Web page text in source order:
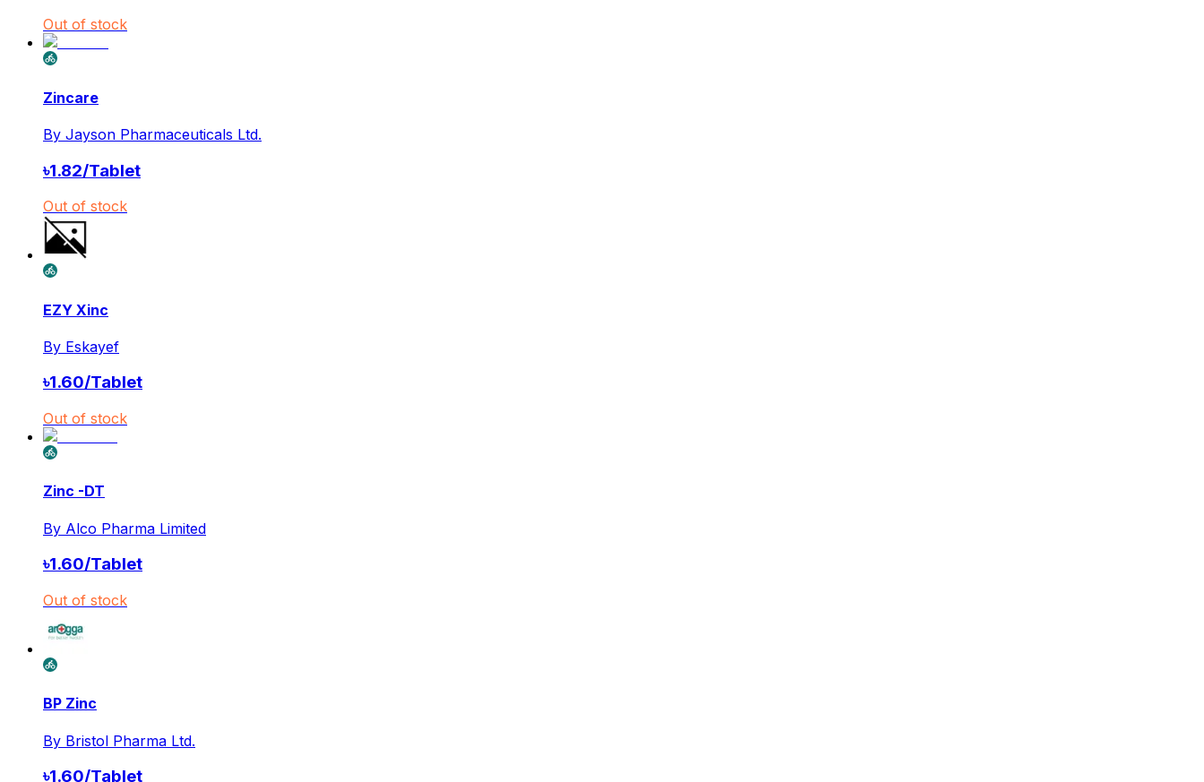
Out of stock
Zincare
By Jayson Pharmaceuticals Ltd.
৳1.82/Tablet
Out of stock
EZY Xinc
By Eskayef
৳1.60/Tablet
Out of stock
Zinc -DT
By Alco Pharma Limited
৳1.60/Tablet
Out of stock
BP Zinc
By Bristol Pharma Ltd.
৳1.60/Tablet